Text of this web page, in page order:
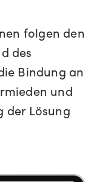
folgen den
des
Bindung an
und
der Lösung